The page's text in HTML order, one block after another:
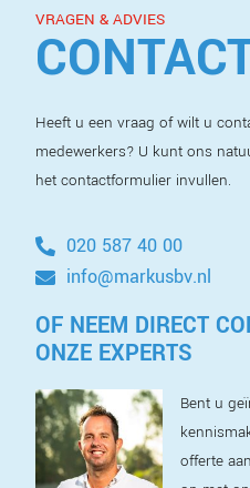
VRAGEN & ADVIES
Heeft u een vraag of wilt u
medewerkers? U kunt ons
het contactformulier invullen.
020 587 40 00
info@markusbv.nl
OF NEEM DIRECT
ONZE EXPERTS
Bent u
offerte